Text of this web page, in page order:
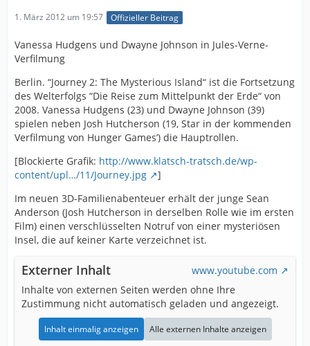
1. März 2012 um 19:57 Offizieller Beitrag
Vanessa Hudgens und Dwayne Johnson in Jules-Verne-
Verfilmung
Berlin. “Journey 2: The Mysterious Island“ ist die Fortsetzung
des Welterfolgs “Die Reise zum Mittelpunkt der Erde“ von
2008. Vanessa Hudgens (23) und Dwayne Johnson (39)
spielen neben Josh Hutcherson (19, Star in der kommenden
Verfilmung von Hunger Games’) die Hauptrollen.
[Blockierte Grafik: http://www.klatsch-tratsch.de/wp-
content/upl…/11/Journey.jpg
]
Im neuen 3D-Familienabenteuer erhält der junge Sean
Anderson (Josh Hutcherson in derselben Rolle wie im ersten
Film) einen verschlüsselten Notruf von einer mysteriösen
Insel, die auf keiner Karte verzeichnet ist.
Externer Inhalt
www.youtube.com
Inhalte von externen Seiten werden ohne Ihre
Zustimmung nicht automatisch geladen und angezeigt.
Inhalt einmalig anzeigen Alle externen Inhalte anzeigen